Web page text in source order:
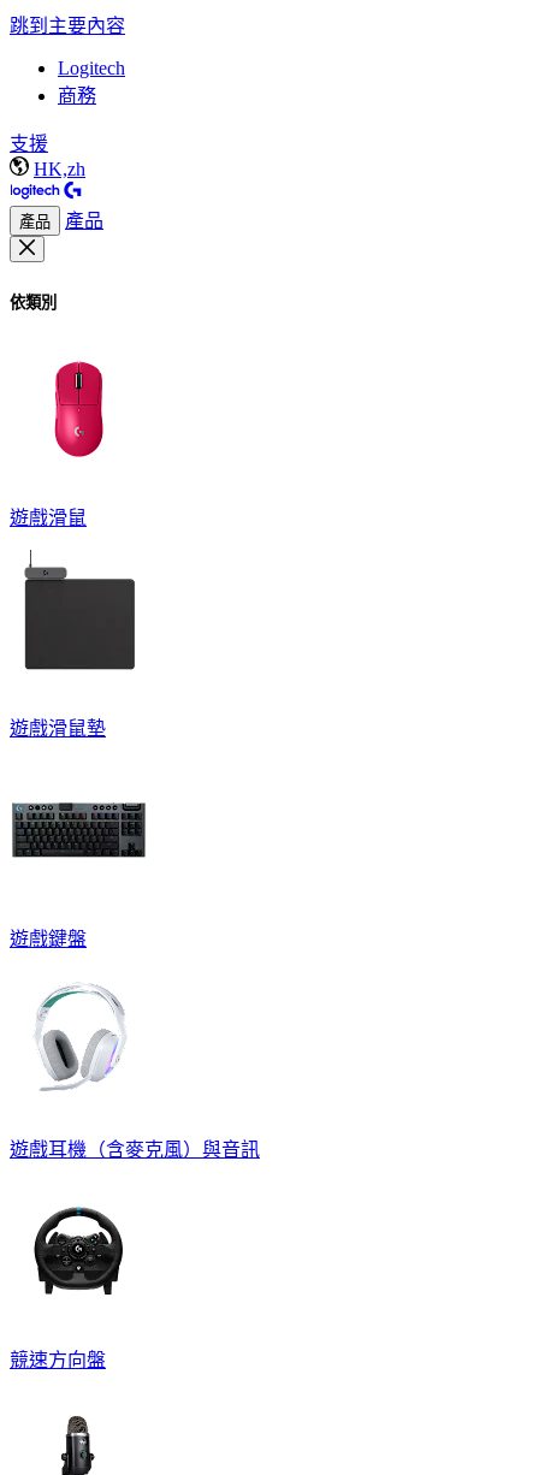
跳到主要內容
Logitech
商務
支援
HK,zh
產品 產品
依類別
遊戲滑鼠
遊戲滑鼠墊
遊戲鍵盤
遊戲耳機（含麥克風）與音訊
競速方向盤